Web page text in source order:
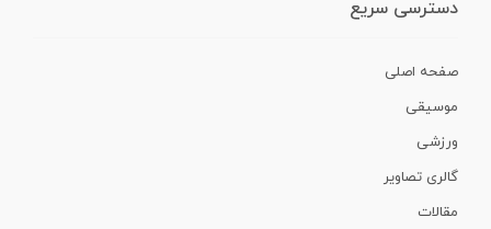
دسترسی سریع
صفحه اصلی
موسیقی
ورزشی
گالری تصاویر
مقالات